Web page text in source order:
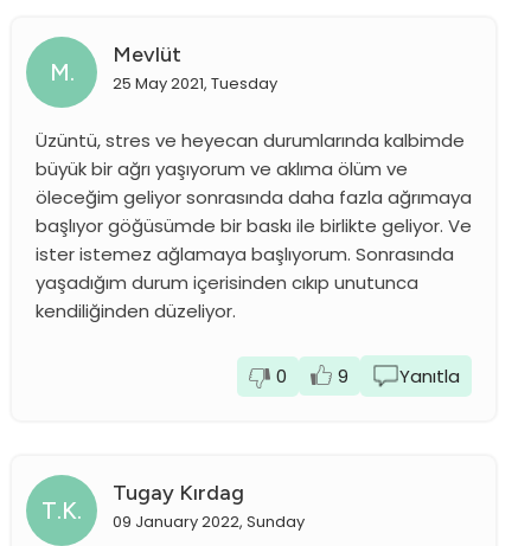
M.
Mevlüt
25 May 2021, Tuesday
Üzüntü, stres ve heyecan durumlarında kalbimde
büyük bir ağrı yaşıyorum ve aklıma ölüm ve
öleceğim geliyor sonrasında daha fazla ağrımaya
başlıyor göğüsümde bir baskı ile birlikte geliyor. Ve
ister istemez ağlamaya başlıyorum. Sonrasında
yaşadığım durum içerisinden cıkıp unutunca
kendiliğinden düzeliyor.
0 9 Yanıtla
T.K.
Tugay Kırdag
09 January 2022, Sunday